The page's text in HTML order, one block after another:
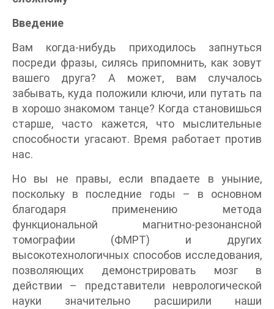
Введение
Вам когда-нибудь приходилось запнуться
посреди фразы, силясь припомнить, как зовут
вашего друга? А может, вам случалось
забывать, куда положили ключи, или путать па
в хорошо знакомом танце? Когда становишься
старше, часто кажется, что мыслительные
способности угасают. Время работает против
нас.
Но вы не правы, если впадаете в уныние,
поскольку в последние годы – в основном
благодаря применению метода
функциональной магнитно-резонансной
томографии (ФМРТ) и других
высокотехнологичных способов исследования,
позволяющих демонстрировать мозг в
действии – представители неврологической
науки значительно расширили наши